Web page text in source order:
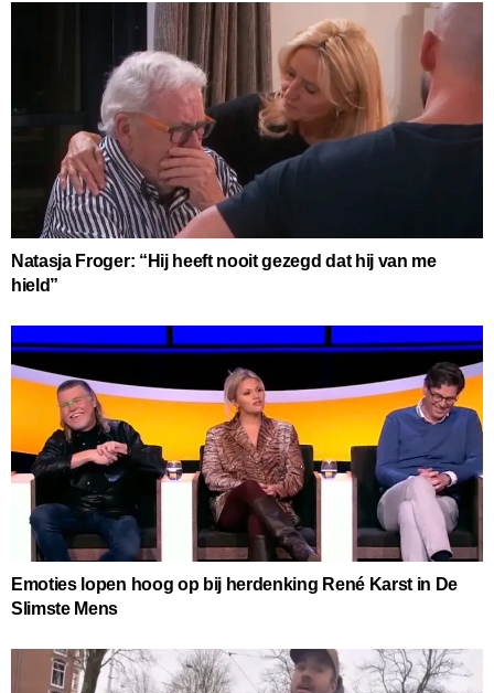
Natasja Froger: “Hij heeft nooit gezegd dat hij van me
hield”
Emoties lopen hoog op bij herdenking René Karst in De
Slimste Mens